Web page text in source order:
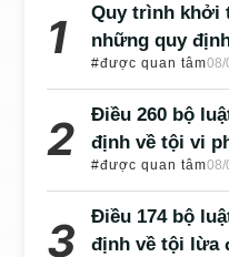
Quy trình khởi
những quy
#được quan tâm08/
Điều 260 bộ
định về tội vi
#được quan tâm08/
Điều 174 bộ
định về tội lừa